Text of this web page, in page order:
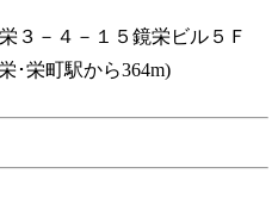
３－４－１５鏡栄ビル５Ｆ
･栄町駅から364m)